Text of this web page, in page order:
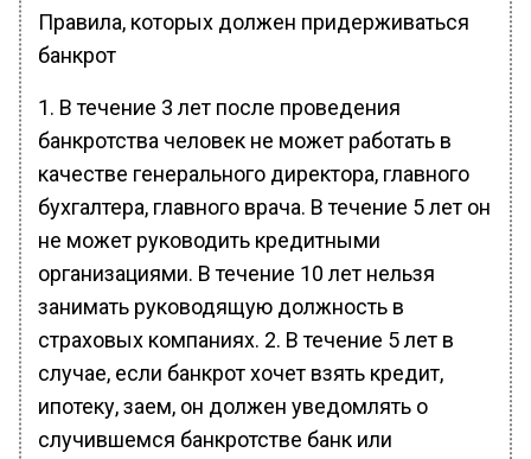
Правила, которых должен придерживаться
банкрот
1. В течение 3 лет после проведения
банкротства человек не может работать в
качестве генерального директора, главного
бухгалтера, главного врача. В течение 5 лет он
не может руководить кредитными
организациями. В течение 10 лет нельзя
занимать руководящую должность в
страховых компаниях. 2. В течение 5 лет в
случае, если банкрот хочет взять кредит,
ипотеку, заем, он должен уведомлять о
случившемся банкротстве банк или